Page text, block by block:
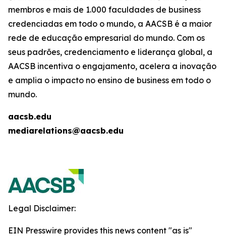
membros e mais de 1.000 faculdades de business
credenciadas em todo o mundo, a AACSB é a maior
rede de educação empresarial do mundo. Com os
seus padrões, credenciamento e liderança global, a
AACSB incentiva o engajamento, acelera a inovação
e amplia o impacto no ensino de business em todo o
mundo.
aacsb.edu
mediarelations@aacsb.edu
Legal Disclaimer:
EIN Presswire provides this news content "as is"